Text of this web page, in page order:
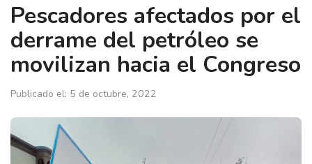
Pescadores afectados por el
derrame del petróleo se
movilizan hacia el Congreso
Publicado el: 5 de octubre, 2022